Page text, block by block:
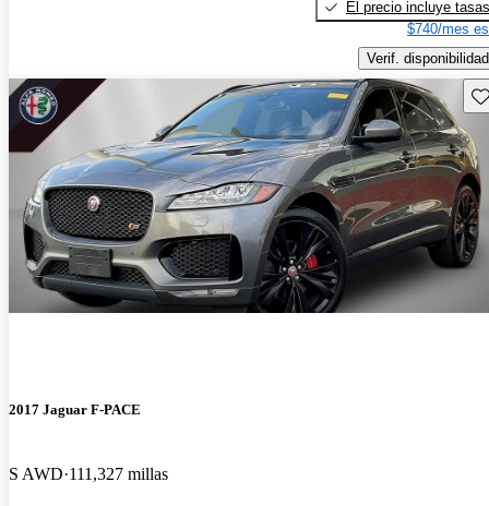
El precio incluye tasas
$740/mes
Verif. disponibilidad
2017 Jaguar F-PACE
S AWD 111,327 millas